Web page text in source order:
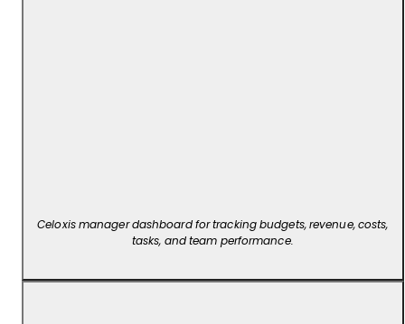
Celoxis manager dashboard for tracking budgets, revenue, costs,
tasks, and team performance.